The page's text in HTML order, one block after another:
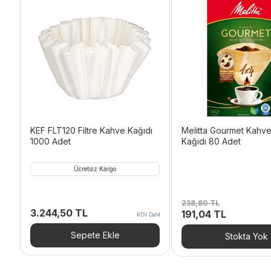
KEF FLT120 Filtre Kahve Kağıdı
1000 Adet
Ücretsiz Kargo
3.244,50 TL KDV Dahil
Sepete Ekle
Melitta Gourmet
Kağıdı 80 Adet
238,80TL
Orijinal
fiyat:
238,80 TL.
191,04 TLŞu
andaki
fiyat:
191,04
Stokta Yok